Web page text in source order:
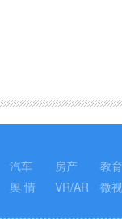
汽车 房产 教育
舆 情 VR/AR 微